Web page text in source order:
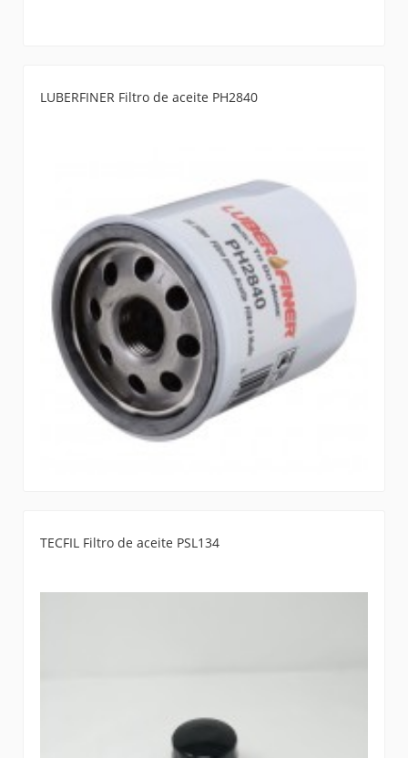
LUBERFINER Filtro de aceite PH2840
TECFIL Filtro de aceite PSL134